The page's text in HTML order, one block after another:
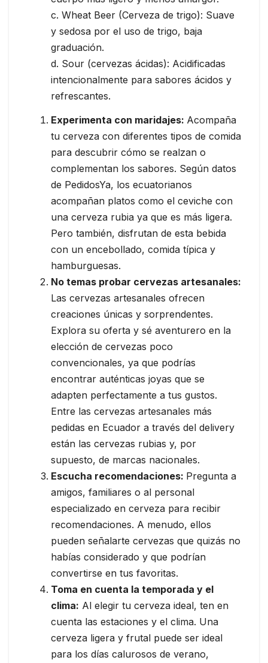
c. Wheat Beer (Cerveza de trigo): Suave
y sedosa por el uso de trigo, baja
graduación.
d. Sour (cervezas ácidas): Acidificadas
intencionalmente para sabores ácidos y
refrescantes.
Experimenta con maridajes: Acompaña
tu cerveza con diferentes tipos de comida
para descubrir cómo se realzan o
complementan los sabores. Según datos
de PedidosYa, los ecuatorianos
acompañan platos como el ceviche con
una cerveza rubia ya que es más ligera.
Pero también, disfrutan de esta bebida
con un encebollado, comida típica y
hamburguesas.
No temas probar cervezas artesanales:
Las cervezas artesanales ofrecen
creaciones únicas y sorprendentes.
Explora su oferta y sé aventurero en la
elección de cervezas poco
convencionales, ya que podrías
encontrar auténticas joyas que se
adapten perfectamente a tus gustos.
Entre las cervezas artesanales más
pedidas en Ecuador a través del delivery
están las cervezas rubias y, por
supuesto, de marcas nacionales.
Escucha recomendaciones: Pregunta a
amigos, familiares o al personal
especializado en cerveza para recibir
recomendaciones. A menudo, ellos
pueden señalarte cervezas que quizás no
habías considerado y que podrían
convertirse en tus favoritas.
Toma en cuenta la temporada y el
clima: Al elegir tu cerveza ideal, ten en
cuenta las estaciones y el clima. Una
cerveza ligera y frutal puede ser ideal
para los días calurosos de verano,